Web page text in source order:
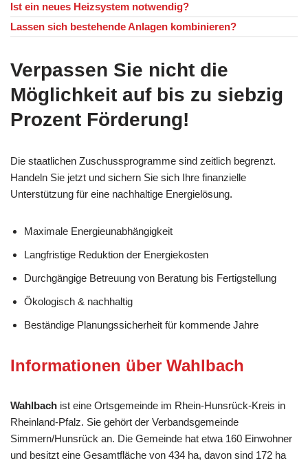
Ist ein neues Heizsystem notwendig?
Lassen sich bestehende Anlagen kombinieren?
Verpassen Sie nicht die
Möglichkeit auf bis zu siebzig
Prozent Förderung!
Die staatlichen Zuschussprogramme sind zeitlich begrenzt.
Handeln Sie jetzt und sichern Sie sich Ihre finanzielle
Unterstützung für eine nachhaltige Energielösung.
Maximale Energieunabhängigkeit
Langfristige Reduktion der Energiekosten
Durchgängige Betreuung von Beratung bis Fertigstellung
Ökologisch & nachhaltig
Beständige Planungssicherheit für kommende Jahre
Informationen über Wahlbach
Wahlbach ist eine Ortsgemeinde im Rhein-Hunsrück-Kreis in
Rheinland-Pfalz. Sie gehört der Verbandsgemeinde
Simmern/Hunsrück an. Die Gemeinde hat etwa 160 Einwohner
und besitzt eine Gesamtfläche von 434 ha, davon sind 172 ha